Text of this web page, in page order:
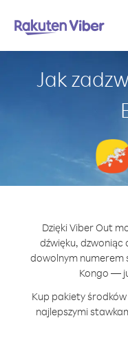
Jak
Dzięki Viber Out
dźwięku, dzwoniąc
dowolnym numerem
Kongo —
Kup pakiety
najlepszymi